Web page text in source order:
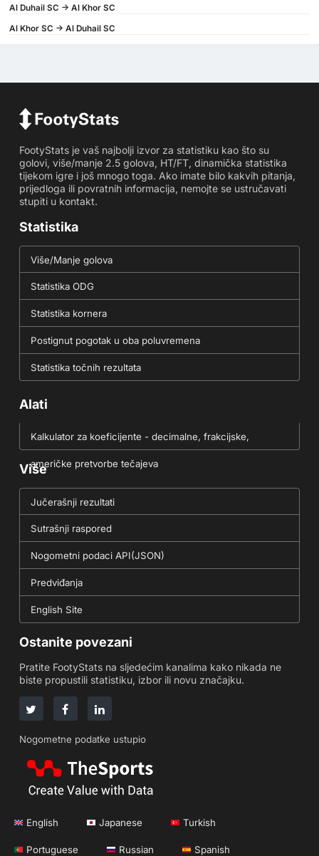
Al Duhail SC -> Al Khor SC
Al Khor SC -> Al Duhail SC
FootyStats je vaš najbolji izvor za statistiku kao što su
golovi, više/manje 2.5 golova, HT/FT, dinamička statistika
tijekom igre i još mnogo toga. Ako imate bilo kakvih pitanja,
prijedloga ili povratnih informacija, nemojte se ustručavati
stupiti u kontakt.
Statistika
Više/Manje golova
Statistika ODG
Statistika kornera
Postignut pogotak u oba poluvremena
Statistika točnih rezultata
Alati
Kalkulator za koeficijente - decimalne, frakcijske,
američke pretvorbe tečajeva
Više
Jučerašnji rezultati
Sutrašnji raspored
Nogometni podaci API(JSON)
Predviđanja
English Site
Ostanite povezani
Pratite FootyStats na sljedećim kanalima kako nikada ne
biste propustili statistiku, izbor ili novu značajku.
Nogometne podatke ustupio
English Japanese Turkish
Portuguese Russian Spanish